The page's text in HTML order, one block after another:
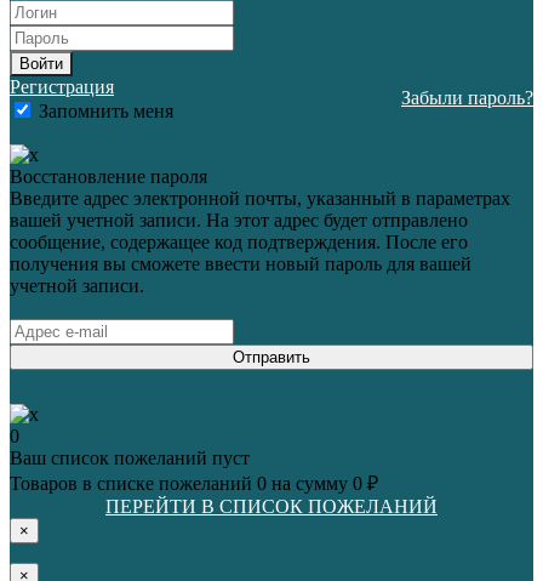
Войти
Регистрация
Запомнить меня
Забыли пароль?
Восстановление пароля
Введите адрес электронной почты, указанный в параметрах
вашей учетной записи. На этот адрес будет отправлено
сообщение, содержащее код подтверждения. После его
получения вы сможете ввести новый пароль для вашей
учетной записи.
Отправить
0
Ваш список пожеланий пуст
Товаров в списке пожеланий 0 на сумму 0 ₽
ПЕРЕЙТИ В СПИСОК ПОЖЕЛАНИЙ
×
×